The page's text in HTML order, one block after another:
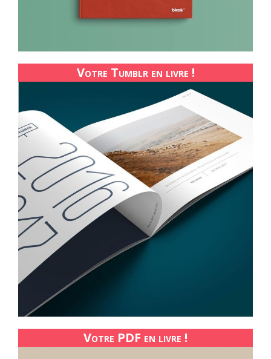
Votre Tumblr en livre !
Votre PDF en livre !